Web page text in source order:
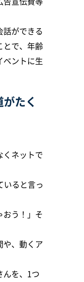
ができる
とで、年齢
ベントに生
たく
くネットで
いると言っ
おう！」そ
や、動くア
んを、1つ